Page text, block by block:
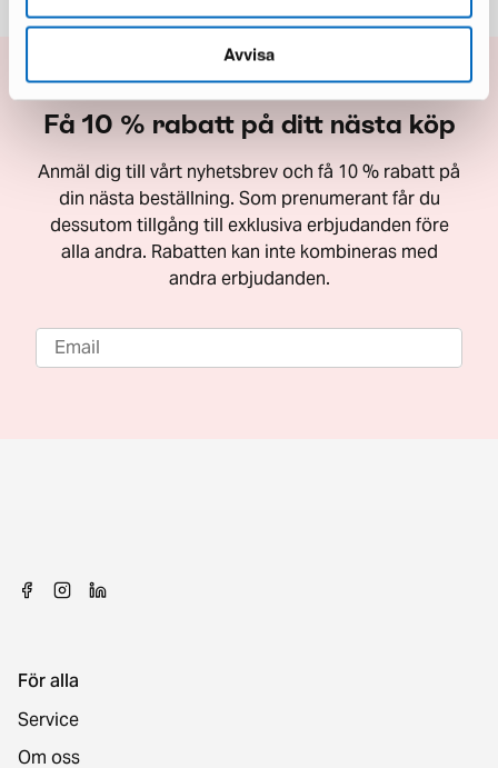
Avvisa
Få 10 % rabatt på ditt nästa köp
Anmäl dig till vårt nyhetsbrev och få 10 % rabatt på
din nästa beställning. Som prenumerant får du
dessutom tillgång till exklusiva erbjudanden före
alla andra. Rabatten kan inte kombineras med
andra erbjudanden.
För alla
Service
Om oss